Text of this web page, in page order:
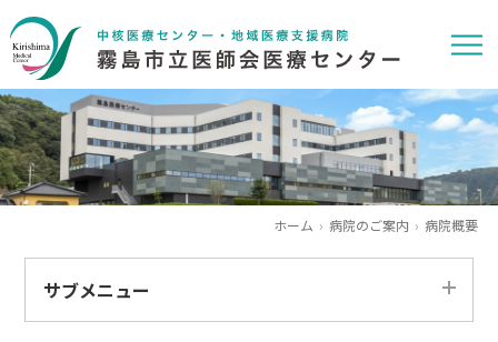
ホーム 病院のご案内 病院概要
サブメニュー